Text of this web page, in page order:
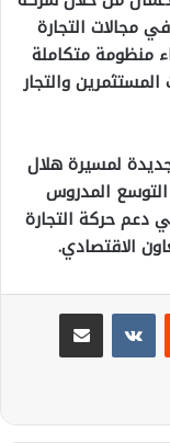
مجالات التجارة
منظومة متكاملة
والتجار
لمسيرة هلال
التوسع المدروس
دعم حركة التجارة
الاقتصادي.
مشاركة عبر البريد